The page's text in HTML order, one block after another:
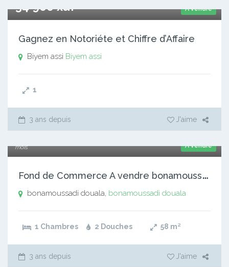
A vendre
54 900 xaf
Gagnez en Notoriéte et Chiffre d’Affaire
Biyem assi Biyem assi
1
3 ans depuis J'aime
A vendre
mois
F
ond de Commerce A vendre bonamoussadi douala
bonamoussadi douala, bonamoussadi douala
1 Chambres 2 Douches 58 m²
3 ans depuis J'aime